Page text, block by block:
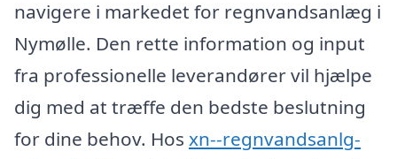
navigere i markedet for regnvandsanlæg i
Nymølle. Den rette information og input
fra professionelle leverandører vil hjælpe
dig med at træffe den bedste beslutning
for dine behov. Hos xn--regnvandsanlg-